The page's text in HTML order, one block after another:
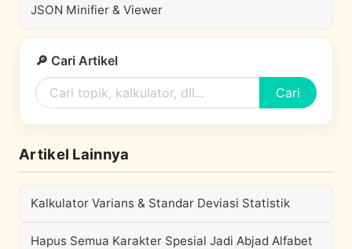
JSON Minifier & Viewer
🔎 Cari Artikel
Cari
Artikel Lainnya
Kalkulator Varians & Standar Deviasi Statistik
Hapus Semua Karakter Spesial Jadi Abjad Alfabet